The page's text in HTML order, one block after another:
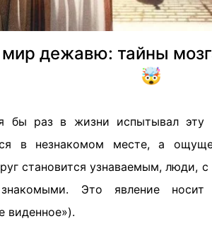
дежавю: тайны
🤯
бы раз в жизни испытывал эту
в незнакомом месте, а
становится узнаваемым, люди, с
Это явление носит
виденное»).